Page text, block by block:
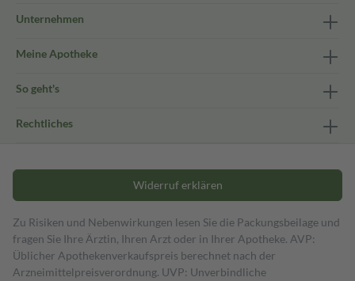
Unternehmen
Meine Apotheke
So geht's
Rechtliches
Widerruf erklären
Zu Risiken und Nebenwirkungen lesen Sie die Packungsbeilage und
fragen Sie Ihre Ärztin, Ihren Arzt oder in Ihrer Apotheke. AVP:
Üblicher Apothekenverkaufspreis berechnet nach der
Arzneimittelpreisverordnung. UVP: Unverbindliche